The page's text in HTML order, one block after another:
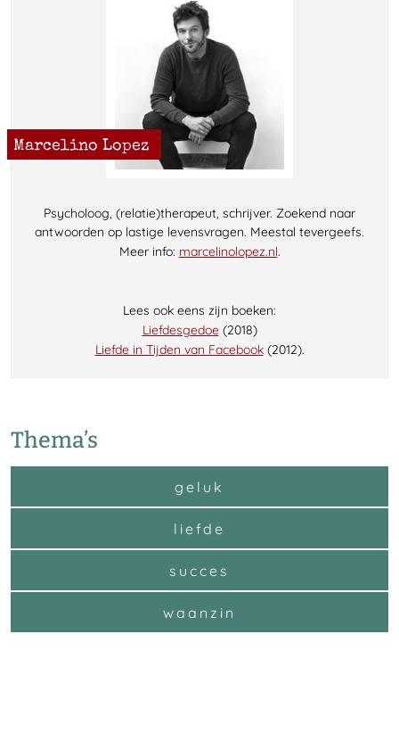
Marcelino Lopez
Psycholoog, (relatie)therapeut, schrijver. Zoekend naar
antwoorden op lastige levensvragen. Meestal tevergeefs.
Meer info: marcelinolopez.nl.
Lees ook eens zijn boeken:
Liefdesgedoe(2018)
Liefde in Tijden van Facebook(2012).
Thema’s
geluk
liefde
succes
waanzin